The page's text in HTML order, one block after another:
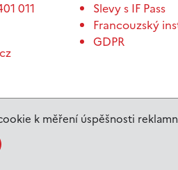
k měření úspěšnosti
011
Slevy s IF Pass
Francouzský
GDPR